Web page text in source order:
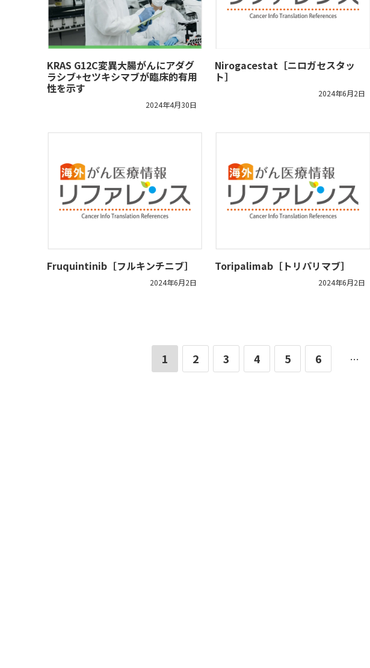
KRAS G12C変異大腸がんにアダグ
ラシブ+セツキシマブが臨床的有用
性を示す
2024年4月30日
Nirogacestat［ニロガセスタッ
ト］
2024年6月2日
Fruquintinib［フルキンチニブ］
2024年6月2日
Toripalimab［トリパリマブ］
2024年6月2日
1 2 3 4 5 6 …